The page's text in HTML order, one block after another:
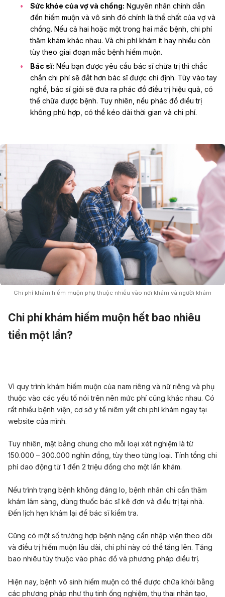
Sức khỏe của vợ và chồng: Nguyên nhân chính dẫn
đến hiếm muộn và vô sinh đó chính là thể chất của vợ và
chồng. Nếu cả hai hoặc một trong hai mắc bệnh, chi phí
thăm khám khác nhau. Và chi phí khám ít hay nhiều còn
tùy theo giai đoạn mắc bệnh hiếm muộn.
Bác sĩ: Nếu bạn được yêu cầu bác sĩ chữa trị thì chắc
chắn chi phí sẽ đắt hơn bác sĩ được chỉ định. Tùy vào tay
nghề, bác sĩ giỏi sẽ đưa ra phác đồ điều trị hiệu quả, có
thể chữa được bệnh. Tuy nhiên, nếu phác đồ điều trị
không phù hợp, có thể kéo dài thời gian và chi phí.
Chi phí khám hiếm muộn phụ thuộc nhiều vào nơi khám và người khám
Chi phí khám hiếm muộn hết bao nhiêu
tiền một lần?
Vì quy trình khám hiếm muộn của nam riêng và nữ riêng và phụ
thuộc vào các yếu tố nói trên nên mức phí cũng khác nhau. Có
rất nhiều bệnh viện, cơ sở y tế niêm yết chi phí khám ngay tại
website của mình.
Tuy nhiên, mặt bằng chung cho mỗi loại xét nghiệm là từ
150.000 – 300.000 nghìn đồng, tùy theo từng loại. Tính tổng chi
phí dao động từ 1 đến 2 triệu đồng cho một lần khám.
Nếu trình trạng bệnh không đáng lo, bệnh nhân chỉ cần thăm
khám lâm sàng, dùng thuốc bác sĩ kê đơn và điều trị tại nhà.
Đến lịch hẹn khám lại để bác sĩ kiểm tra.
Cũng có một số trường hợp bệnh nặng cần nhập viện theo dõi
và điều trị hiếm muộn lâu dài, chi phí này có thể tăng lên. Tăng
bao nhiêu tùy thuộc vào phác đồ và phương pháp điều trị.
Hiện nay, bệnh vô sinh hiếm muộn có thể được chữa khỏi bằng
các phương pháp nhưthụ tinh ống nghiệm ,thụ thai nhân tạo